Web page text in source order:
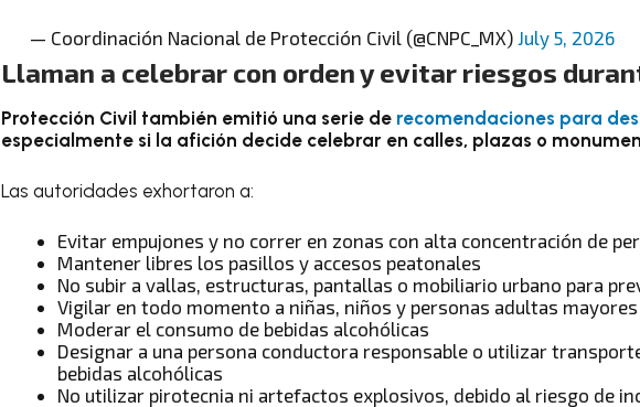
— Coordinación Nacional de Protección Civil (@CNPC_MX) July 5, 2026
Llaman a celebrar con orden y evitar riesgos
Protección Civil también emitió una serie de recomendaciones para
especialmente si la afición decide celebrar en calles, plazas o
Las autoridades exhortaron a:
Evitar empujones y no correr en zonas con alta concentración de
Mantener libres los pasillos y accesos peatonales
No subir a vallas, estructuras, pantallas o mobiliario urbano para
Vigilar en todo momento a niñas, niños y personas adultas mayores
Moderar el consumo de bebidas alcohólicas
Designar a una persona conductora responsable o utilizar
bebidas alcohólicas
No utilizar pirotecnia ni artefactos explosivos, debido al riesgo de